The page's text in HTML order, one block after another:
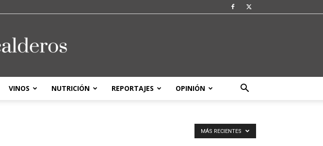
entre7calderos
VINOS NUTRICIÓN REPORTAJES OPINIÓN
MÁS RECIENTES